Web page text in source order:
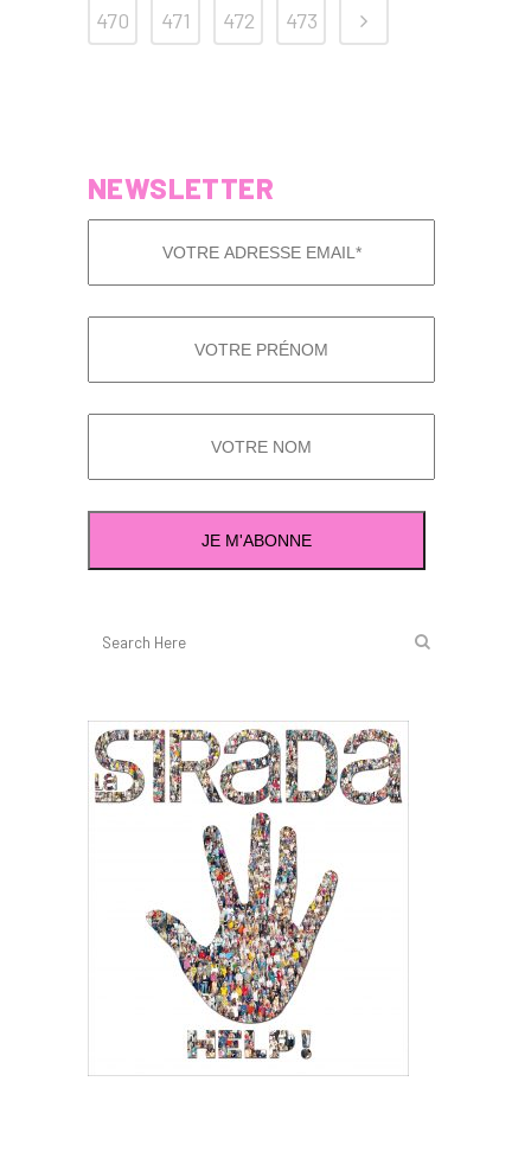
470 471 472 473
NEWSLETTER